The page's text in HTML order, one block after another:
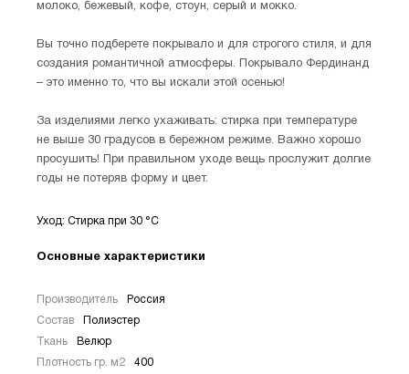
молоко, бежевый, кофе, стоун, серый и мокко.
Вы точно подберете покрывало и для строгого стиля, и для
создания романтичной атмосферы. Покрывало Фердинанд
– это именно то, что вы искали этой осенью!
За изделиями легко ухаживать: стирка при температуре
не выше 30 градусов в бережном режиме. Важно хорошо
просушить! При правильном уходе вещь прослужит долгие
годы не потеряв форму и цвет.
Уход: Стирка при 30 °С
Основные характеристики
Производитель Россия
Состав Полиэстер
Ткань Велюр
Плотность гр. м2 400